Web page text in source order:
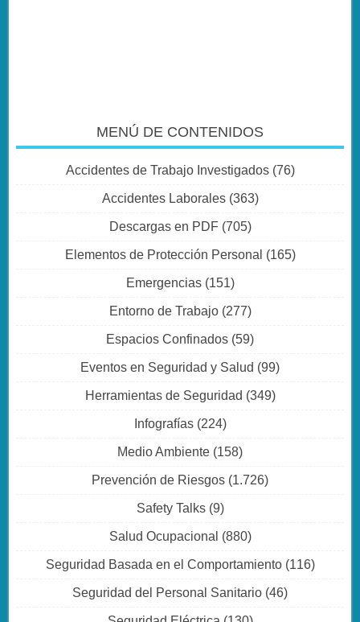
MENÚ DE CONTENIDOS
Accidentes de Trabajo Investigados(76)
Accidentes Laborales(363)
Descargas en PDF(705)
Elementos de Protección Personal (165)
Emergencias(151)
Entorno de Trabajo(277)
Espacios Confinados (59)
Eventos en Seguridad y Salud (99)
Herramientas de Seguridad (349)
Infografías(224)
Medio Ambiente (158)
Prevención de Riesgos (1.726)
Safety Talks(9)
Salud Ocupacional (880)
Seguridad Basada en el Comportamiento(116)
Seguridad del Personal Sanitario (46)